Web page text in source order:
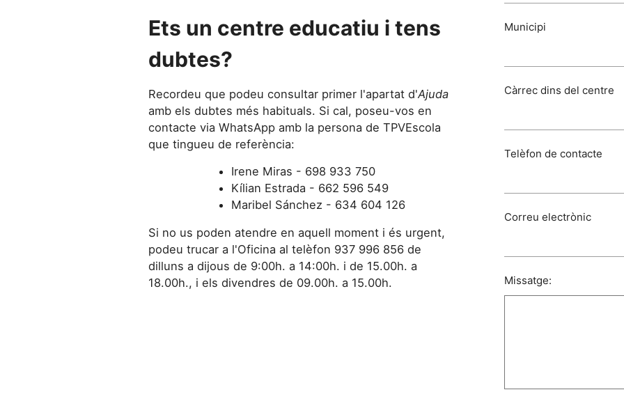
Ets un centre educatiu i tens
dubtes?
Recordeu que podeu consultar primer l'apartat d'Ajuda
amb els dubtes més habituals. Si cal, poseu-vos en
contacte via WhatsApp amb la persona de TPVEscola
que tingueu de referència:
Irene Miras - 698 933 750
Kílian Estrada - 662 596 549
Maribel Sánchez - 634 604 126
Si no us poden atendre en aquell moment i és urgent,
podeu trucar a l'Oficina al telèfon 937 996 856 de
dilluns a dijous de 9:00h. a 14:00h. i de 15.00h. a
18.00h., i els divendres de 09.00h. a 15.00h.
Municipi
Càrrec dins del centre
Telèfon de contacte
Correu electrònic
Missatge: